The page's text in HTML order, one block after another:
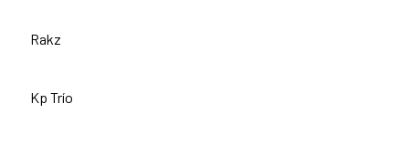
Rakz
Kp Trío